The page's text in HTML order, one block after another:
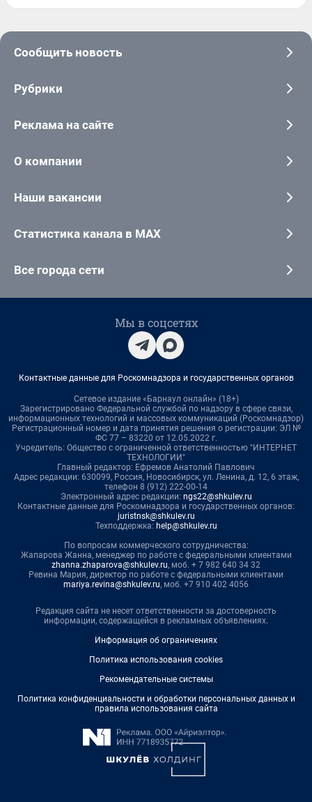
Сообщить новость
Рубрики
Реклама на сайте
О компании
Наши вакансии
Статистика канала в MAX
Все города сети
Мы в соцсетях
Контактные данные для Роскомнадзора и государственных органов
Сетевое издание «Барнаул онлайн» (18+)
Зарегистрировано Федеральной службой по надзору в сфере связи,
информационных технологий и массовых коммуникаций (Роскомнадзор)
Регистрационный номер и дата принятия решения о регистрации: ЭЛ №
ФС 77 – 83220 от 12.05.2022 г.
Учредитель: Общество с ограниченной ответственностью "ИНТЕРНЕТ
ТЕХНОЛОГИИ"
Главный редактор: Ефремов Анатолий Павлович
Адрес редакции: 630099, Россия, Новосибирск, ул. Ленина, д. 12, 6 этаж,
телефон 8 (912) 222-00-14
Электронный адрес редакции: ngs22@shkulev.ru
Контактные данные для Роскомнадзора и государственных органов:
juristnsk@shkulev.ru
Техподдержка: help@shkulev.ru
По вопросам коммерческого сотрудничества:
Жапарова Жанна, менеджер по работе с федеральными клиентами
zhanna.zhaparova@shkulev.ru, моб. + 7 982 640 34 32
Ревина Мария, директор по работе с федеральными клиентами
mariya.revina@shkulev.ru, моб. +7 910 402 4056
Редакция сайта не несет ответственности за достоверность
информации, содержащейся в рекламных объявлениях.
Информация об ограничениях
Политика использования cookies
Рекомендательные системы
Политика конфиденциальности и обработки персональных данных и
правила использования сайта